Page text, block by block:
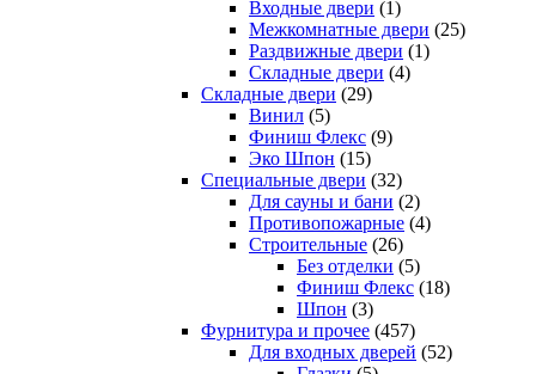
Входные двери (1)
Межкомнатные двери (25)
Раздвижные двери (1)
Складные двери (4)
Складные двери (29)
Винил (5)
Финиш Флекс (9)
Эко Шпон (15)
Специальные двери (32)
Для сауны и бани (2)
Противопожарные (4)
Строительные (26)
Без отделки (5)
Финиш Флекс (18)
Шпон (3)
Фурнитура и прочее (457)
Для входных дверей (52)